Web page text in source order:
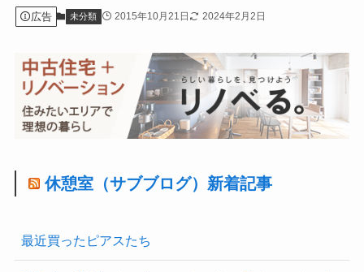
広告 未分類 2015年10月21日 2024年2月2日
休憩室（サブブログ）新着記事
最近買ったピアスたち